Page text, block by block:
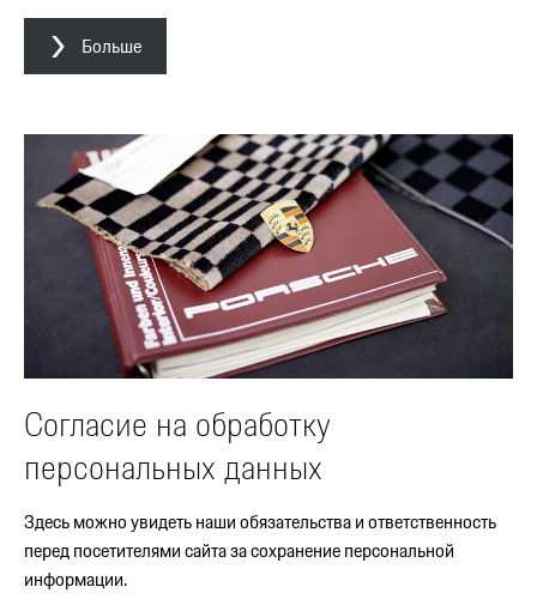
Больше
Согласие на обработку
персональных данных
Здесь можно увидеть наши обязательства и ответственность
перед посетителями сайта за сохранение персональной
информации.